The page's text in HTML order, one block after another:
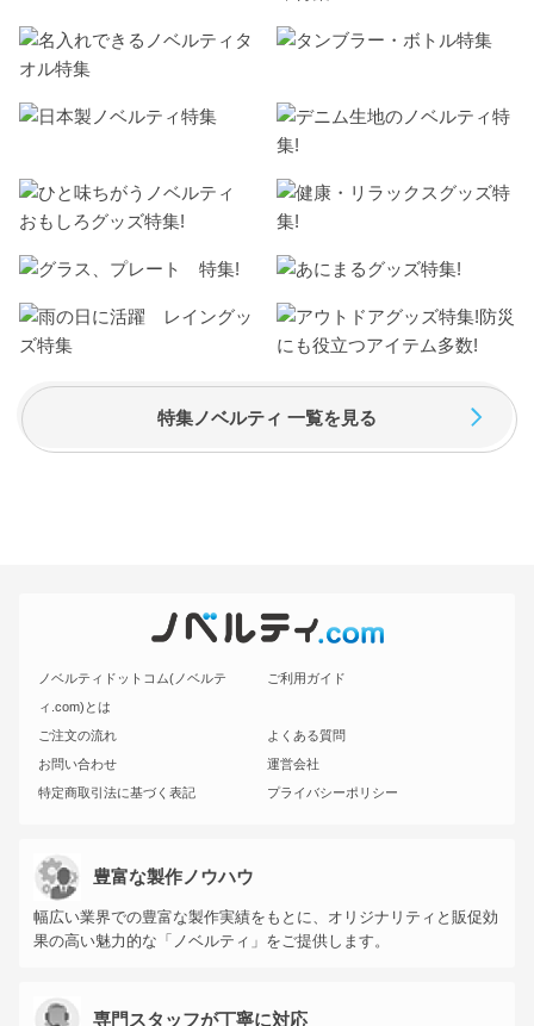
特集ノベルティ 一覧を見る
ノベルティドットコム(ノベルテ
ィ.com)とは
ご利用ガイド
ご注文の流れ
よくある質問
お問い合わせ
運営会社
特定商取引法に基づく表記
プライバシーポリシー
豊富な製作ノウハウ
幅広い業界での豊富な製作実績をもとに、オリジナリティと販促効
果の高い魅力的な「ノベルティ」をご提供します。
専門スタッフが丁寧に対応